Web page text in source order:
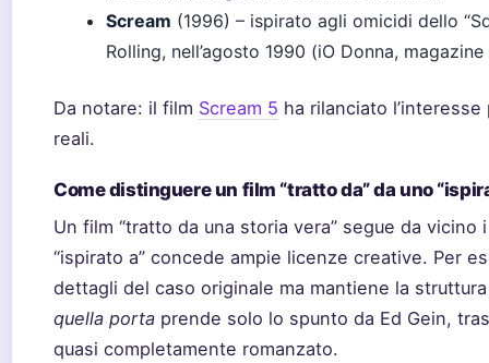
Scream (1996) – ispirato agli omicidi dello
Rolling, nell’agosto 1990 (iO Donna,
Da notare: il film Scream 5 ha rilanciato
reali.
Come distinguere un film “tratto da” da uno
Un film “tratto da una storia vera” segue da
“ispirato a” concede ampie licenze creative. Per
dettagli del caso originale ma mantiene la
quella porta prende solo lo spunto da Ed Gein,
quasi completamente romanzato.